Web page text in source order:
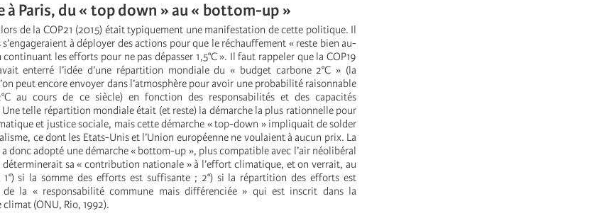
à Paris, du « top down » au « bottom-up »
lors de la COP21 (2015) était typiquement une manifestation de cette politique. Il
à déployer des actions pour que le réchauffement « reste bien au-
continuant les efforts pour ne pas dépasser 1,5°C ». Il faut rappeler que la COP19
enterré l’idée d’une répartition mondiale du « budget carbone 2°C » (la
peut encore envoyer dans l’atmosphère pour avoir une probabilité raisonnable
au cours de ce siècle) en fonction des responsabilités et des capacités
telle répartition mondiale était (et reste) la démarche la plus rationnelle pour
et justice sociale, mais cette démarche « top-down » impliquait de solder
ce dont les Etats-Unis et l’Union européenne ne voulaient à aucun prix. La
donc adopté une démarche « bottom-up », plus compatible avec l’air néolibéral
sa « contribution nationale » à l’effort climatique, et on verrait, au
si la somme des efforts est suffisante ; 2°) si la répartition des efforts est
la « responsabilité commune mais différenciée » qui est inscrit dans la
(ONU, Rio, 1992).